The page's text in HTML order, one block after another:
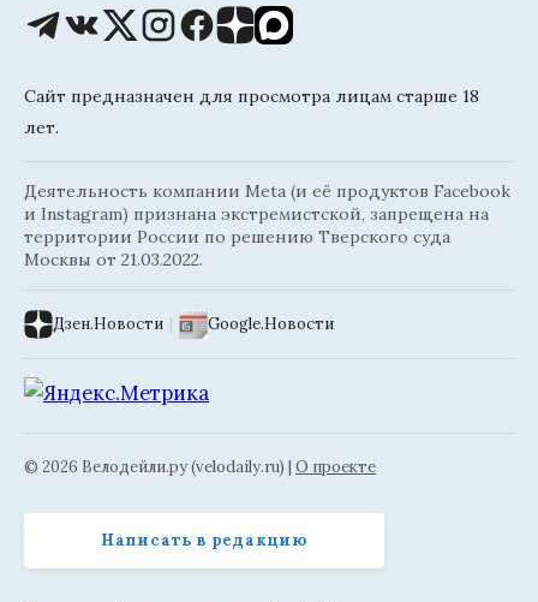
Сайт предназначен для просмотра лицам старше 18
лет.
Деятельность компании Meta (и её продуктов Facebook
и Instagram) признана экстремистской, запрещена на
территории России по решению Тверского суда
Москвы от 21.03.2022.
Дзен.Новости | Google.Новости
© 2026 Велодейли.ру (velodaily.ru) | О проекте
Написать в редакцию